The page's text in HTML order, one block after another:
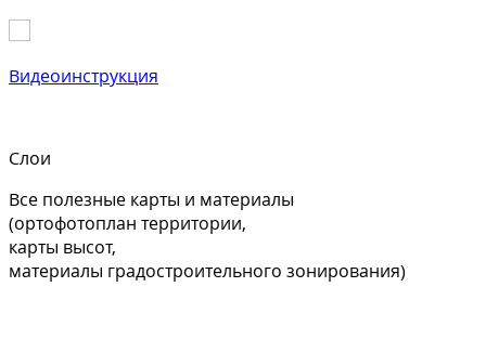
Видеоинструкция
Слои
Все полезные карты и материалы
(ортофотоплан территории,
карты высот,
материалы градостроительного зонирования)